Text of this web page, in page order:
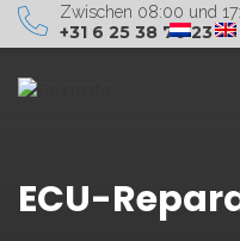
Zwischen 08:00 und
+31 6 25 38 70 23
ECU-